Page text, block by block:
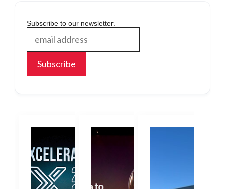
Subscribe to our newsletter.